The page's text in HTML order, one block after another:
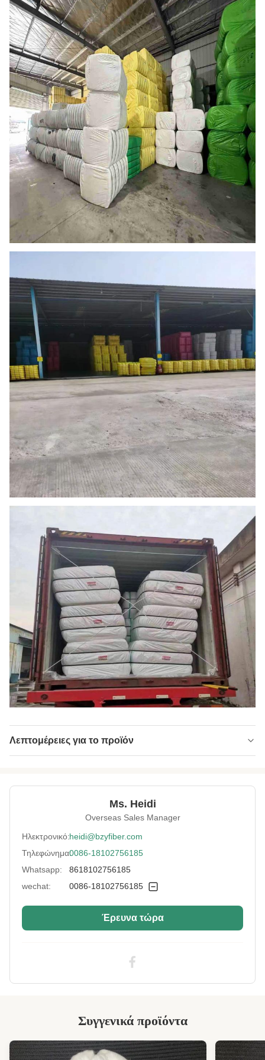
Λεπτομέρειες για το προϊόν
Material: ανακυκλωμένο κατοικίδιο ζώο
Ντενιέ 15
Grade: Ένα βαθμό
Fiber Cut Length: 64 χιλιοστά
Color: Μαύρο
Άλλα από τα παρασκευασμένα από νήματα
SGS&OEKO&ITS&GRS
πολυεστέρα PSF μη πυριτωμένες
βισκόζης
,
Ms. Heidi
Overseas Sales Manager
Ηλεκτρονικό:heidi@bzyfiber.com
Τηλεφώνημα:0086-18102756185
Whatsapp:
8618102756185
wechat:
0086-18102756185
Έρευνα τώρα
Συγγενικά προϊόντα